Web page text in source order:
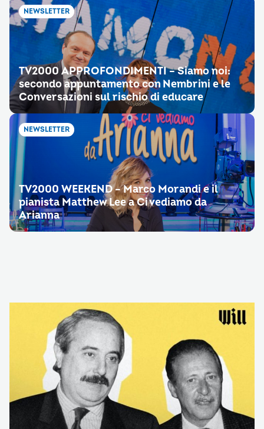
NEWSLETTER
TV2000 APPROFONDIMENTI – Siamo noi:
secondo appuntamento con Nembrini e le
Conversazioni sul rischio di educare
NEWSLETTER
TV2000 WEEKEND – Marco Morandi e il
pianista Matthew Lee a Ci vediamo da
Arianna